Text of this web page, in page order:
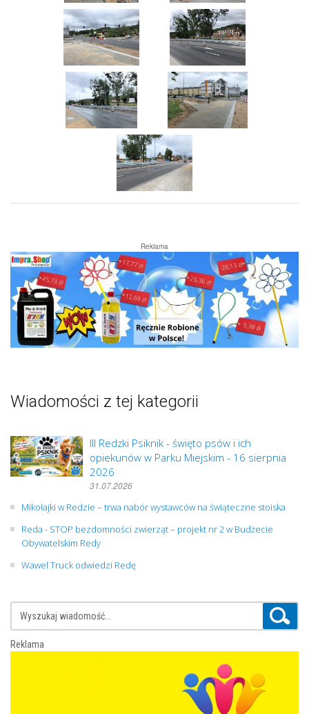
Reklama
Wiadomości z tej kategorii
III Redzki Psiknik - święto psów i ich
opiekunów w Parku Miejskim - 16 sierpnia
2026
31.07.2026
Mikołajki w Redzie – trwa nabór wystawców na świąteczne stoiska
Reda - STOP bezdomności zwierząt – projekt nr 2 w Budżecie
Obywatelskim Redy
Wawel Truck odwiedzi Redę
Reklama